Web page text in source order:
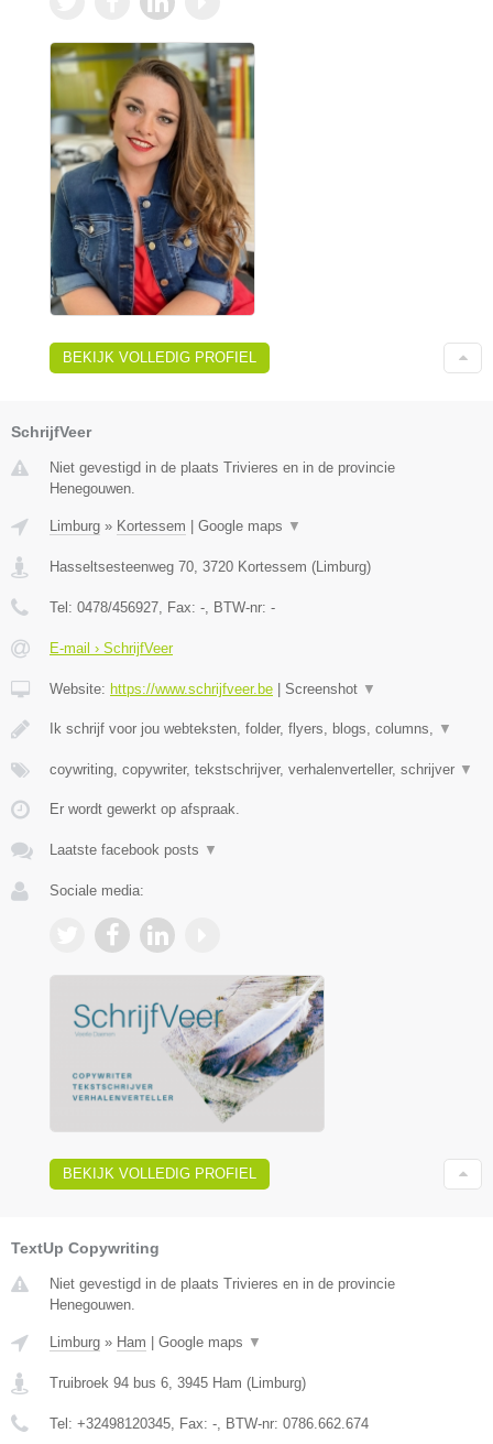
BEKIJK VOLLEDIG PROFIEL
SchrijfVeer
Niet gevestigd in de plaats Trivieres en in de provincie
Henegouwen.
Limburg » Kortessem Google maps ▼
Hasseltsesteenweg 70, 3720 Kortessem (Limburg)
Tel: 0478/456927, Fax: -, BTW-nr: -
E-mail › SchrijfVeer
Website: https://www.schrijfveer.be Screenshot ▼
Ik schrijf voor jou webteksten, folder, flyers, blogs, columns, ▼
coywriting, copywriter, tekstschrijver, verhalenverteller, schrijver ▼
Er wordt gewerkt op afspraak.
Laatste facebook posts ▼
Sociale media:
BEKIJK VOLLEDIG PROFIEL
TextUp Copywriting
Niet gevestigd in de plaats Trivieres en in de provincie
Henegouwen.
Limburg » Ham Google maps ▼
Truibroek 94 bus 6, 3945 Ham (Limburg)
Tel: +32498120345, Fax: -, BTW-nr: 0786.662.674